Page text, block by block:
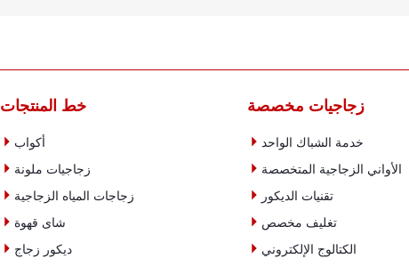
خط المنتجات
 أكواب
 زجاجيات ملونة
 زجاجات المياه الزجاجية
 شاى قهوة
 ديكور زجاج
زجاجيات مخصصة
 خدمة الشباك الواحد
 الأواني الزجاجية المتخصصة
 تقنيات الديكور
 تغليف مخصص
 الكتالوج الإلكتروني